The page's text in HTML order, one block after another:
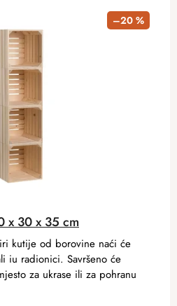
–20 %
x 30 x 35 cm
kutije od borovine naći će
iu radionici. Savršeno će
za ukrase ili za pohranu